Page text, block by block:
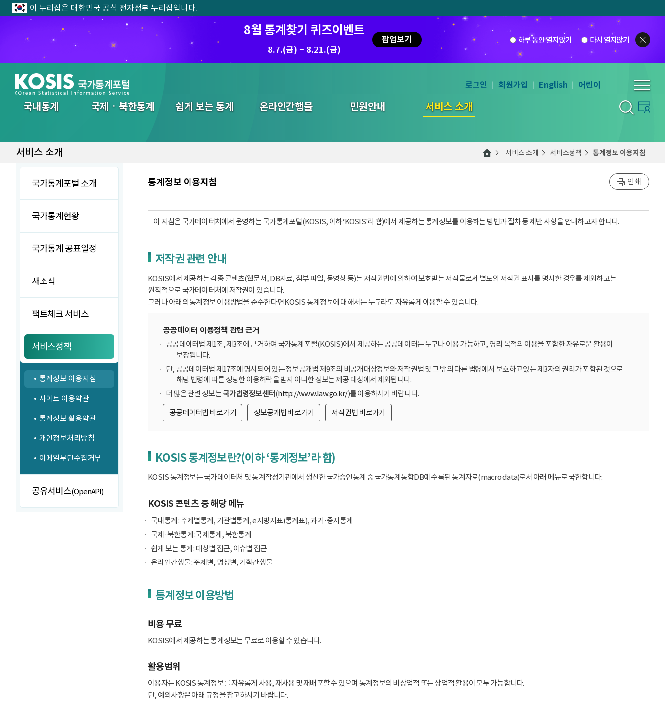
이 누리집은 대한민국 공식 전자정부 누리집입니다.
8월 통계찾기 퀴즈이벤트
8.7.(금) ~ 8.21.(금)
팝업보기 하루 동안 열지않기 다시 열지않기
국내통계 국제ㆍ북한통계 쉽게 보는 통계 온라인간행물 민원안내 서비스 소개
통합검색
로그인 회원가입 English 어린이
서비스 소개 서비스 소개 서비스정책 통계정보 이용지침
국가통계포털 소개
국가통계현황
국가통계 공표일정
새소식
팩트체크 서비스
서비스정책
통계정보 이용지침
사이트 이용약관
통계정보 활용약관
개인정보처리방침
이메일무단수집거부
공유서비스(OpenAPI)
통계정보 이용지침 인쇄
이 지침은 국가데이터처에서 운영하는 국가통계포털(KOSIS, 이하 ‘KOSIS'라 함)에서 제공하는 통계정보를 이용하는 방법과 절차 등 제반 사항을 안내하고자 합니다.
저작권 관련 안내
KOSIS에서 제공하는 각종 콘텐츠(웹문서, DB자료, 첨부 파일, 동영상 등)는 저작권법에 의하여 보호받는 저작물로서 별도의 저작권 표시를 명시한 경우를 제외하고는
원칙적으로 국가데이터처에 저작권이 있습니다.
그러나 아래의 통계정보 이용방법을 준수한다면 KOSIS 통계정보에 대해서는 누구라도 자유롭게 이용할 수 있습니다.
공공데이터 이용정책 관련 근거
공공데이터법 제1조, 제3조에 근거하여 국가통계포털(KOSIS)에서 제공하는 공공데이터는 누구나 이용 가능하고, 영리 목적의 이용을 포함한 자유로운 활용이
보장됩니다.
단, 공공데이터법 제17조에 명시되어 있는 정보공개법 제9조의 비공개대상정보와 저작권법 및 그 밖의 다른 법령에서 보호하고 있는 제3자의 권리가 포함된 것으로
해당 법령에 따른 정당한 이용허락을 받지 아니한 정보는 제공 대상에서 제외됩니다.
더 많은 관련 정보는국가법령정보센터(http://www.law.go.kr/)를 이용하시기 바랍니다.
공공데이터법 바로가기
정보공개법 바로가기 저작권법 바로가기
KOSIS 통계정보란?(이하 ‘통계정보’라 함)
KOSIS 통계정보는 국가데이터처 및 통계작성기관에서 생산한 국가승인통계 중 국가통계통합DB에 수록된 통계자료(macro data)로서 아래 메뉴로 국한합니다.
KOSIS 콘텐츠 중 해당 메뉴
국내통계 : 주제별통계, 기관별통계, e지방지표(통계표), 과거·중지통계
국제·북한통계 :국제통계, 북한통계
쉽게 보는 통계 : 대상별 접근, 이슈별 접근
온라인간행물 : 주제별, 명칭별, 기획간행물
통계정보 이용방법
비용 무료
KOSIS에서 제공하는 통계정보는 무료로 이용할 수 있습니다.
활용범위
이용자는 KOSIS 통계정보를 자유롭게 사용, 재사용 및 재배포할 수 있으며 통계정보의 비상업적 또는 상업적 활용이 모두 가능합니다.
단, 예외사항은 아래 규정을 참고하시기 바랍니다.